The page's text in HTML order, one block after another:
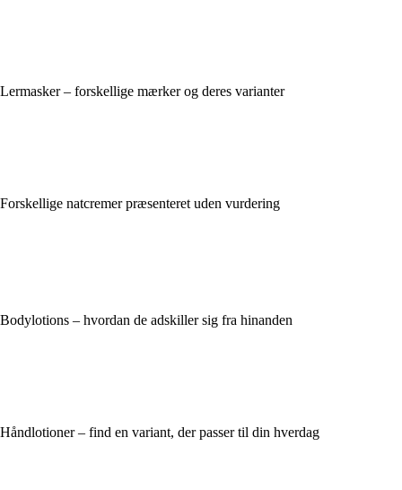
Lermasker – forskellige mærker og deres varianter
Forskellige natcremer præsenteret uden vurdering
Bodylotions – hvordan de adskiller sig fra hinanden
Håndlotioner – find en variant, der passer til din hverdag